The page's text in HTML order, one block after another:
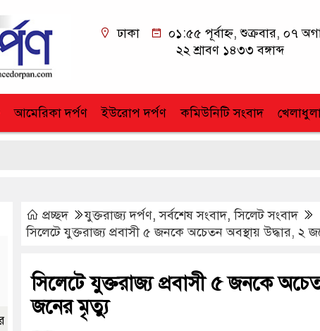
ঢাকা
০১:৫৫ পূর্বাহ্ন, শুক্রবার, ০৭
২২ শ্রাবণ ১৪৩৩ বঙ্গাব্দ
আমেরিকা দর্পণ ইউরোপ দর্পণ কমিউনিটি সংবাদ
প্রচ্ছদ যুক্তরাজ্য দর্পণ,সর্বশেষ সংবাদ,সিলেট সংবাদ
সিলেটে যুক্তরাজ্য প্রবাসী ৫ জনকে অচেতন অবস্থায় উদ্ধার, ২
সিলেটে যুক্তরাজ্য প্রবাসী ৫ জনকে
জনের মৃত্যু